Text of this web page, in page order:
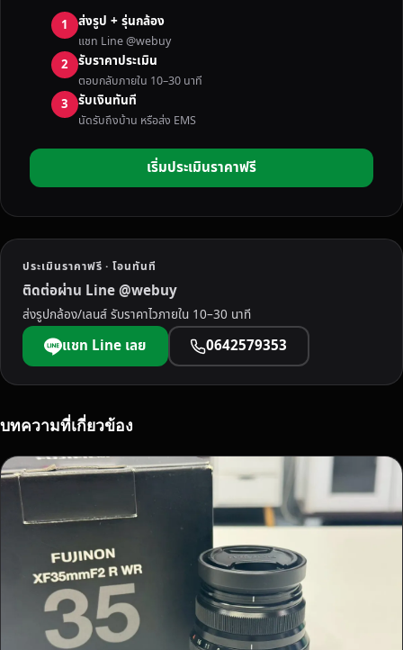
ทุ
ก
ยี่
ห้
อ
ใ
จี
น
ไ
ม่
ว่
า
จ
C
N
I
K
O
N
S
1 ส่งรูป + รุ่นกล้อง
แชท Line @webuy
2 รับราคาประเมิน
ตอบกลับภายใน 10–30 นาที
3 รับเงินทันที
นัดรับถึงบ้าน หรือส่ง EMS
เริ่มประเมินราคาฟรี
ประเมินราคาฟรี · โอนทันที
ติดต่อผ่าน Line @webuy
ส่งรูปกล้อง/เลนส์ รับราคาไวภายใน 10–30 นาที
แชท Line เลย 0642579353
บทความที่เกี่ยวข้อง